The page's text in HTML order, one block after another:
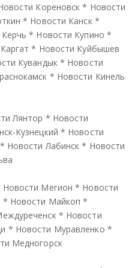
Кореновск * Новости
* Новости Канск *
* Новости Купино *
* Новости Куйбышев
Кувандык * Новости
* Новости Кинель
Лянтор * Новости
Кузнецкий * Новости
* Новости Лабинск * Новости
Новости Мегион * Новости
* Новости Майкоп *
* Новости
* Новости Муравленко *
Медногорск